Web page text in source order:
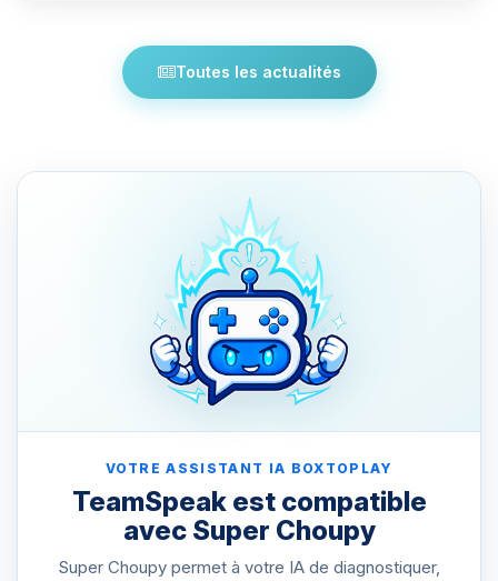
Toutes les actualités
VOTRE ASSISTANT IA BOXTOPLAY
TeamSpeak est compatible
avec Super Choupy
Super Choupy permet à votre IA de diagnostiquer,